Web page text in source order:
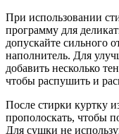
При использовании
программу для
допускайте сильного
наполнитель. Для
добавить несколько
чтобы распушить и
После стирки куртку
прополоскать, чтобы
Для сушки не